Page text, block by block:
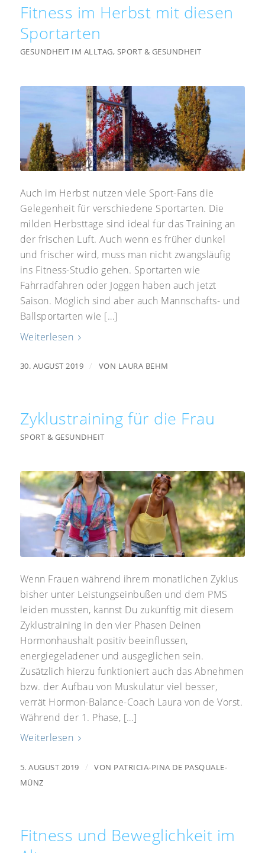
Fitness im Herbst mit diesen
Sportarten
GESUNDHEIT IM ALLTAG, SPORT & GESUNDHEIT
Auch im Herbst nutzen viele Sport-Fans die
Gelegenheit für verschiedene Sportarten. Die
milden Herbsttage sind ideal für das Training an
der frischen Luft. Auch wenn es früher dunkel
und frischer wird, muss man nicht zwangsläufig
ins Fitness-Studio gehen. Sportarten wie
Fahrradfahren oder Joggen haben auch jetzt
Saison. Möglich sind aber auch Mannschafts- und
Ballsportarten wie […]
Weiterlesen
30. AUGUST 2019 / VON LAURA BEHM
Zyklustraining für die Frau
SPORT & GESUNDHEIT
Wenn Frauen während ihrem monatlichen Zyklus
bisher unter Leistungseinbußen und dem PMS
leiden mussten, kannst Du zukünftig mit diesem
Zyklustraining in den vier Phasen Deinen
Hormonhaushalt positiv beeinflussen,
energiegeladener und ausgeglichen sein.
Zusätzlich hierzu funktioniert auch das Abnehmen
bzw. der Aufbau von Muskulatur viel besser,
verrät Hormon-Balance-Coach Laura von de Vorst.
Während der 1. Phase, […]
Weiterlesen
5. AUGUST 2019 / VON PATRICIA-PINA DE PASQUALE-
MÜNZ
Fitness und Beweglichkeit im